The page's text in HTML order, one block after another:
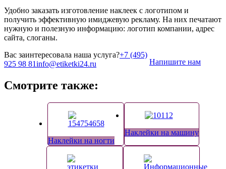
Удобно заказать изготовление наклеек с логотипом и
получить эффективную имиджевую рекламу. На них печатают
нужную и полезную информацию: логотип компании, адрес
сайта, слоганы.
Вас заинтересовала наша услуга?+7 (495)
925 98 81info@etiketki24.ru Напишите нам
Смотрите также:
Наклейки на ногти
Наклейки на машину